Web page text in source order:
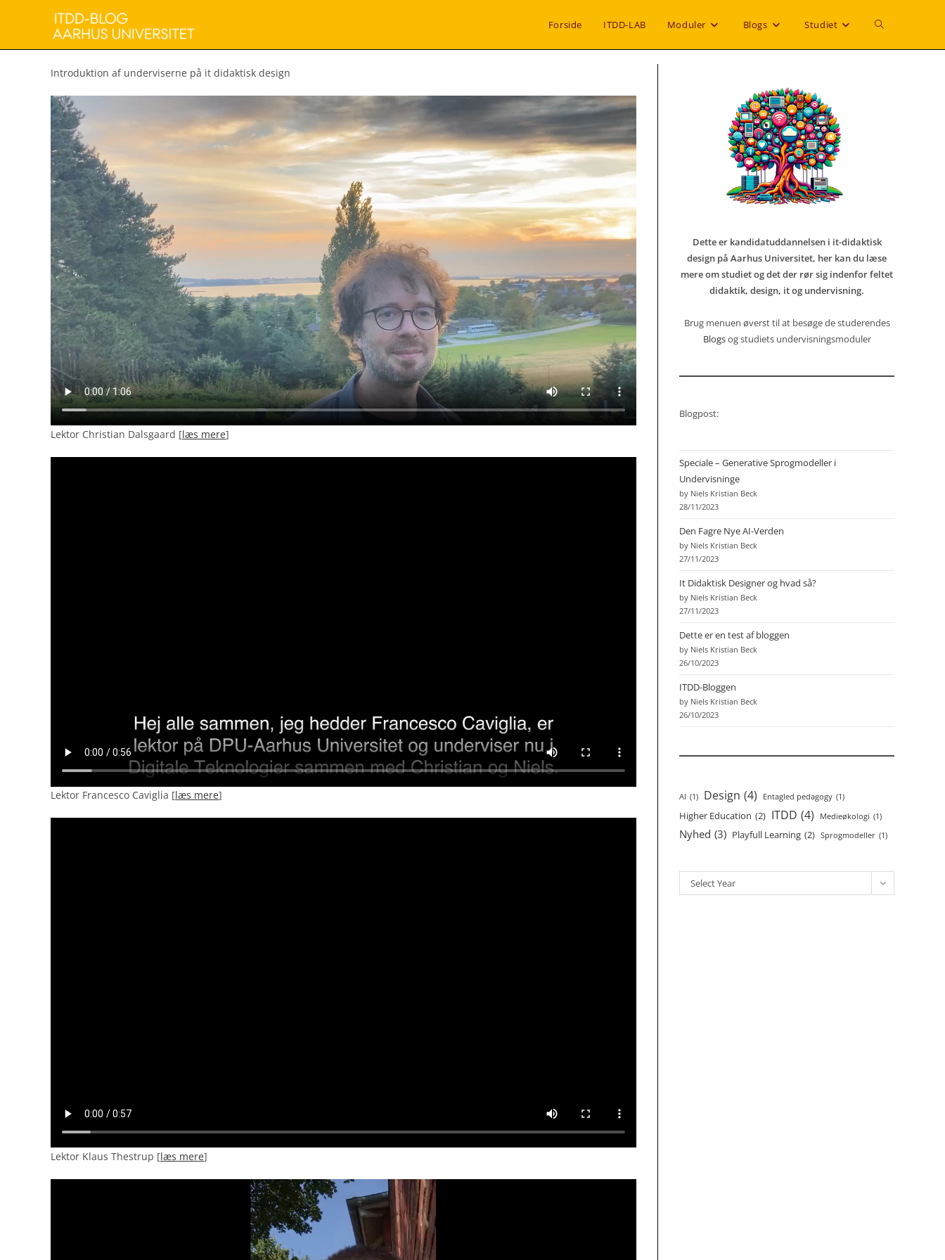
Forside ITDD-LAB Moduler Blogs Studiet Toggle
Introduktion af underviserne på it didaktisk design
Lektor Christian Dalsgaard [læs mere]
Lektor Francesco Caviglia [læs mere]
Lektor Klaus Thestrup [læs mere]
Dette er kandidatuddannelsen i it-didaktisk
design på Aarhus Universitet, her kan du læse
mere om studiet og det der rør sig indenforfeltet
didaktik, design, it og undervisning.
Brug menuen øverst til at besøge de studerendes
Blogsog studiets undervisningsmoduler
Blogpost:
Speciale – Generative Sprogmodeller i
Undervisninge
by Niels Kristian Beck
28/11/2023
Den Fagre Nye AI-Verden
by Niels Kristian Beck
27/11/2023
It Didaktisk Designer og hvad så?
by Niels Kristian Beck
27/11/2023
Dette er en test af bloggen
by Niels Kristian Beck
26/10/2023
ITDD-Bloggen
by Niels Kristian Beck
26/10/2023
AI (1) Design (4) Entagled pedagogy (1)
Higher Education (2) ITDD (4) Medieøkologi (1)
Nyhed (3) Playfull Learning (2) Sprogmodeller (1)
Archives
Select Year